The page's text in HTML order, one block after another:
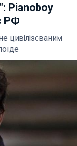
Pianoboy
РФ
цивілізованим